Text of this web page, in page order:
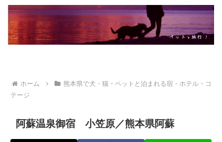
ホーム
熊本県で犬・猫・ペットと泊まれる宿・ホテル・コ
テージ
阿蘇温泉御宿 小笠原／熊本県阿蘇